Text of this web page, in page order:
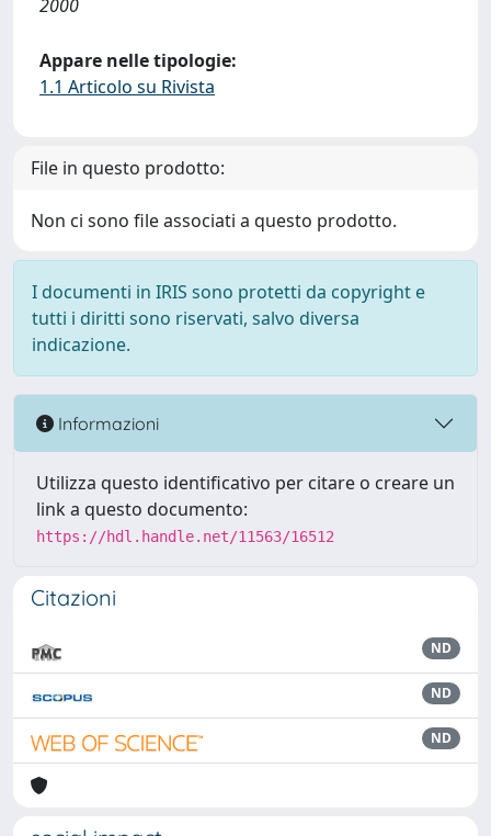
2000
Appare nelle tipologie:
1.1 Articolo su Rivista
File in questo prodotto:
Non ci sono file associati a questo prodotto.
I documenti in IRIS sono protetti da copyright e
tutti i diritti sono riservati, salvo diversa
indicazione.
Informazioni
Utilizza questo identificativo per citare o creare un
link a questo documento:
https://hdl.handle.net/11563/16512
Citazioni
ND
ND
ND